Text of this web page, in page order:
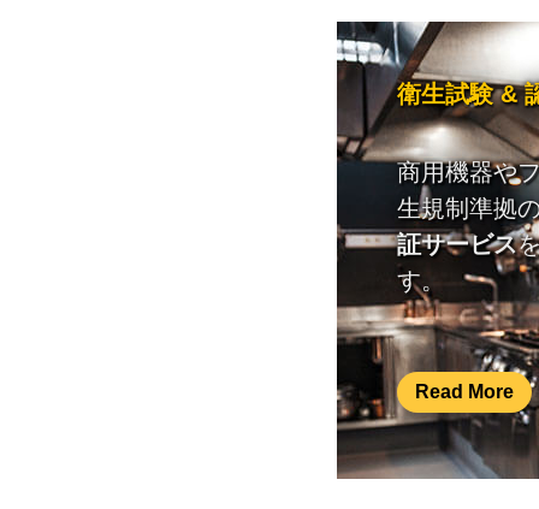
衛生試験 &
商用機器や
生規制準拠
証サービス
す。
Read More